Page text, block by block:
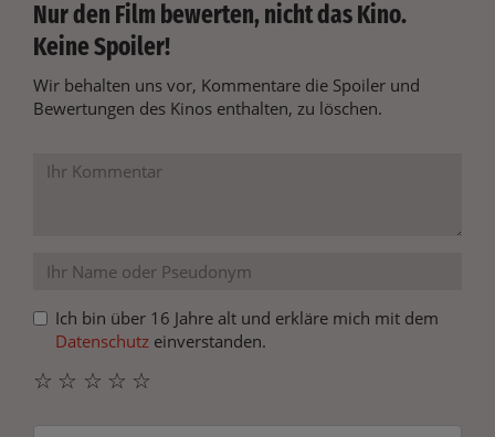
Nur den Film bewerten, nicht das Kino.
Keine Spoiler!
Wir behalten uns vor, Kommentare die Spoiler und
Bewertungen des Kinos enthalten, zu löschen.
Ich bin über 16 Jahre alt und erkläre mich mit dem
Datenschutz einverstanden.
☆
☆
☆
☆
☆